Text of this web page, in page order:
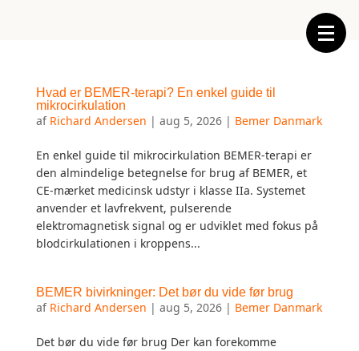
Hvad er BEMER-terapi? En enkel guide til
mikrocirkulation
af Richard Andersen | aug 5, 2026| Bemer Danmark
En enkel guide til mikrocirkulation BEMER-terapi er
den almindelige betegnelse for brug af BEMER, et
CE-mærket medicinsk udstyr i klasse IIa. Systemet
anvender et lavfrekvent, pulserende
elektromagnetisk signal og er udviklet med fokus på
blodcirkulationen i kroppens...
BEMER bivirkninger: Det bør du vide før brug
af Richard Andersen | aug 5, 2026| Bemer Danmark
Det bør du vide før brug Der kan forekomme